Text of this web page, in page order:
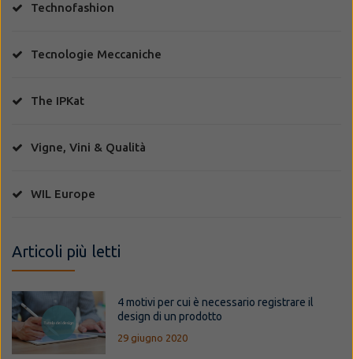
Technofashion
Tecnologie Meccaniche
The IPKat
Vigne, Vini & Qualità
WIL Europe
Articoli più letti
4 motivi per cui è necessario registrare il
design di un prodotto
29 giugno 2020